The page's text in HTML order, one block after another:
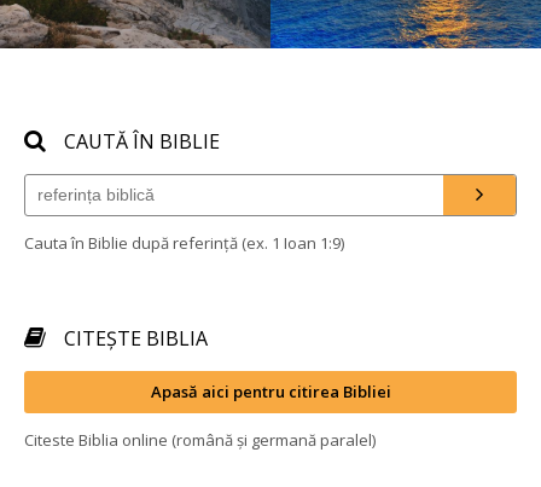
CAUTĂ ÎN BIBLIE
Cauta în Biblie după referință (ex. 1 Ioan 1:9)
CITEȘTE BIBLIA
Apasă aici pentru citirea Bibliei
Citeste Biblia online (română și germană paralel)